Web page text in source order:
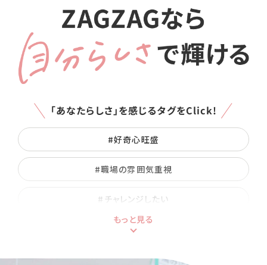
「あなたらしさ」を感じるタグをClick!
#好奇⼼旺盛
#職場の雰囲気重視
#チャレンジしたい
#人の役に立ちたい
#人と関わるのが好き
もっと見る